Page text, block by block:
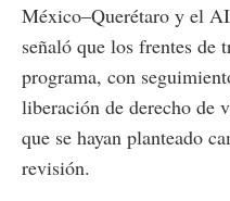
México–Querétaro y el
señaló que los frentes de
programa, con
liberación de derecho de
que se hayan planteado
revisión.